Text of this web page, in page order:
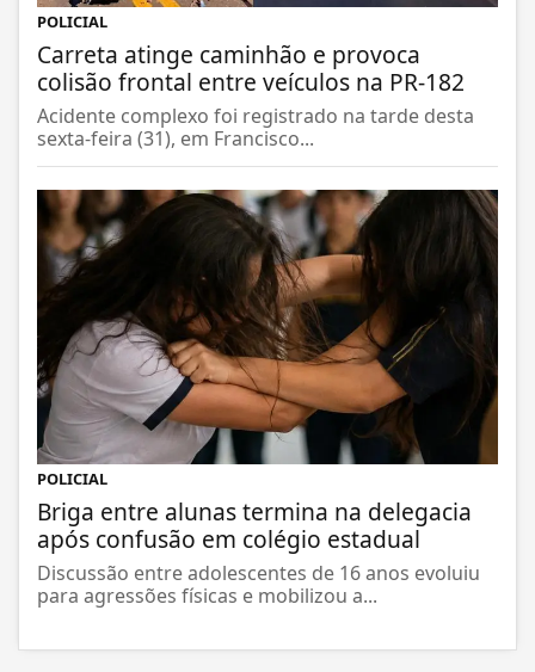
POLICIAL
Carreta atinge caminhão e provoca
colisão frontal entre veículos na PR-182
Acidente complexo foi registrado na tarde desta
sexta-feira (31), em Francisco...
POLICIAL
Briga entre alunas termina na delegacia
após confusão em colégio estadual
Discussão entre adolescentes de 16 anos evoluiu
para agressões físicas e mobilizou a...